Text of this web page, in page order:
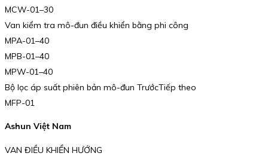
MCW-01–30
Van kiểm tra mô-đun điều khiển bằng phi công
MPA-01–40
MPB-01–40
MPW-01–40
Bộ lọc áp suất phiên bản mô-đun TrướcTiếp theo
MFP-01
Ashun Việt Nam
VAN ĐIỀU KHIỂN HƯỚNG